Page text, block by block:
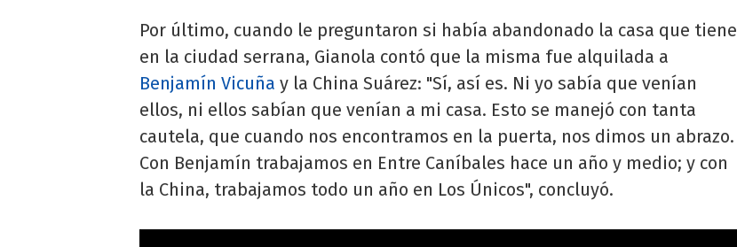
Por último, cuando le preguntaron si había abandonado la casa que tiene
en la ciudad serrana, Gianola contó que la misma fue alquilada a
Benjamín Vicuña y la China Suárez: "Sí, así es. Ni yo sabía que venían
ellos, ni ellos sabían que venían a mi casa. Esto se manejó con tanta
cautela, que cuando nos encontramos en la puerta, nos dimos un abrazo.
Con Benjamín trabajamos en Entre Caníbales hace un año y medio; y con
la China, trabajamos todo un año en Los Únicos", concluyó.